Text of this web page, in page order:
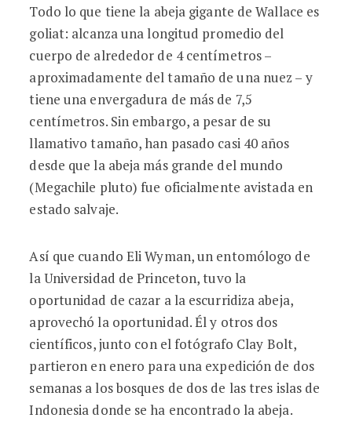
La abeja más grande del mundo ha
Todo lo que tiene la abeja gigante de Wallace es
goliat: alcanza una longitud promedio del
cuerpo de alrededor de 4 centímetros –
aproximadamente del tamaño de una nuez – y
tiene una envergadura de más de 7,5
centímetros. Sin embargo, a pesar de su
llamativo tamaño, han pasado casi 40 años
desde que la abeja más grande del mundo
(Megachile pluto) fue oficialmente avistada en
estado salvaje.
Así que cuando Eli Wyman, un entomólogo de
la Universidad de Princeton, tuvo la
oportunidad de cazar a la escurridiza abeja,
aprovechó la oportunidad. Él y otros dos
científicos, junto con el fotógrafo Clay Bolt,
partieron en enero para una expedición de dos
semanas a los bosques de dos de las tres islas de
Indonesia donde se ha encontrado la abeja.